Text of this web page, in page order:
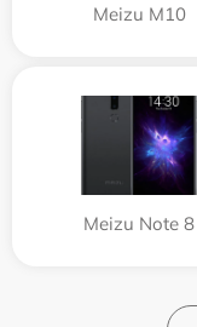
Meizu M10
Meizu Note 8